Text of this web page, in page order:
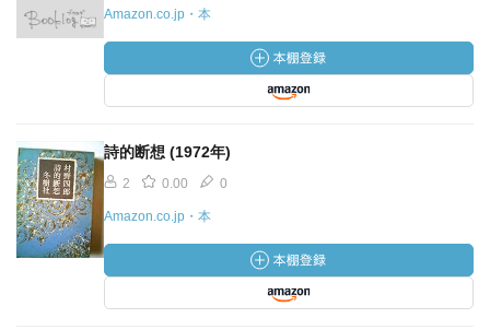
Amazon.co.jp・本
詩的断想 (1972年)
2 0.00 0
Amazon.co.jp・本